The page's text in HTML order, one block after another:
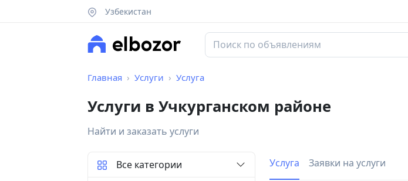
Узбекистан
Главная Услуги Услуга
Услуги в Учкурганском районе
Найти и заказать услуги
Услуга Заявки на услуги
Все категории